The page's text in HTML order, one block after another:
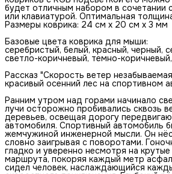
будет отличным набором в сочетании
или клавиатурой. Оптимальная
Размеры коврика: 24 см x 20 см x 3 мм
Базовые цвета коврика для мыши:
серебристый, белый, красный, черный,
светло-коричневый, темно-
Рассказ "Скорость ветер
красивый осенний лес на спортивном
Ранним утром над горами начинало
лучи осторожно пробивались сквозь
деревьев, освещая дорогу
автомобиля. Спортивный автомобиль
жемчужиной инженерной мысли. Он
словно заигрывая с поворотами.
гладко и уверенно несмотря на
маршрута, покоряя каждый метр
сидел человек, наслаждающийся